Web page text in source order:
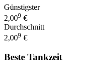
Günstigster
2,009 €
Durchschnitt
2,009 €
Beste Tankzeit